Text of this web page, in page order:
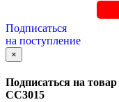
Подписаться
на поступление
×
Подписаться на товар
СС3015